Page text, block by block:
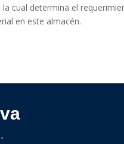
cual determina el
en este almacén.